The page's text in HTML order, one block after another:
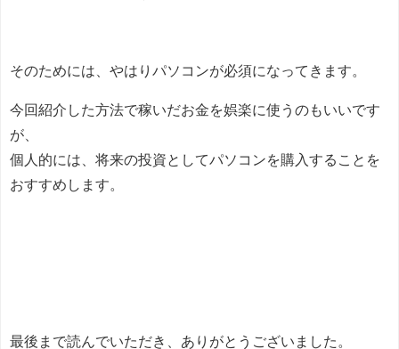
そのためには、やはりパソコンが必須になってきます。
今回紹介した方法で稼いだお金を娯楽に使うのもいいです
が、
個人的には、将来の投資としてパソコンを購入することを
おすすめします。
最後まで読んでいただき、ありがとうございました。